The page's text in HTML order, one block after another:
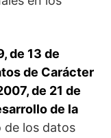
de 13 de
de Carácter
de 21 de
de la
de los datos